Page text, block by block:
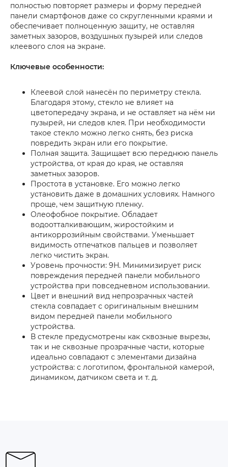
полностью повторяет размеры и форму передней
панели смартфонов даже со скругленными краями и
обеспечивает полноценную защиту, не оставляя
заметных зазоров, воздушных пузырей или следов
клеевого слоя на экране.
Ключевые особенности:
Клеевой слой нанесён по периметру стекла.
Благодаря этому, стекло не влияет на
цветопередачу экрана, и не оставляет на нём ни
пузырей, ни следов клея. При необходимости
такое стекло можно легко снять, без риска
повредить экран или его покрытие.
Полная защита. Защищает всю переднюю панель
устройства, от края до края, не оставляя
заметных зазоров.
Простота в установке. Его можно легко
установить даже в домашних условиях. Намного
проще, чем защитную пленку.
Олеофобное покрытие. Обладает
водоотталкивающим, жиростойким и
антикоррозийным свойствами. Уменьшает
видимость отпечатков пальцев и позволяет
легко чистить экран.
Уровень прочности: 9H. Минимизирует риск
повреждения передней панели мобильного
устройства при повседневном использовании.
Цвет и внешний вид непрозрачных частей
стекла совпадает с оригинальным внешним
видом передней панели мобильного
устройства.
В стекле предусмотрены как сквозные вырезы,
так и не сквозные прозрачные части, которые
идеально совпадают с элементами дизайна
устройства: с логотипом, фронтальной камерой,
динамиком, датчиком света и т. д.